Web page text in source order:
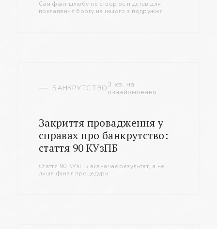
Сам факт шлюбу не створює підстав для
покладення боргу на іншого з подружжя
БАНКРУТСТВО3 хв. на
ознайомлення
Закриття провадження у
справах про банкрутство:
стаття 90 КУзПБ
Стаття 90 КУзПБ визначає результат, а не
лише фінал процедури